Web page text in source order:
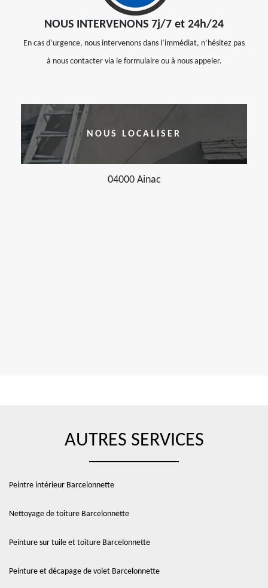
NOUS INTERVENONS 7j/7 et 24h/24
En cas d’urgence, nous intervenons dans l’immédiat, n’hésitez pas
à nous contacter via le formulaire ou à nous appeler.
NOUS LOCALISER
04000 Ainac
AUTRES SERVICES
Peintre intérieur Barcelonnette
Nettoyage de toiture Barcelonnette
Peinture sur tuile et toiture Barcelonnette
Peinture et décapage de volet Barcelonnette